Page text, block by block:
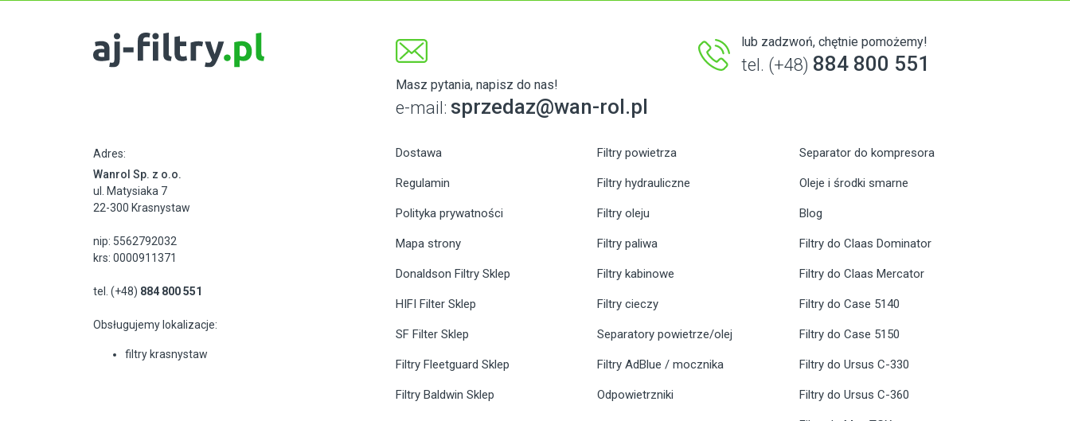
Masz pytania, napisz do nas!
e-mail: sprzedaz@wan-rol.pl
lub zadzwoń, chętnie pomożemy!
tel. (+48) 884 800 551
Adres:
Wanrol Sp. z o.o.
ul. Matysiaka 7
22-300 Krasnystaw
nip: 5562792032
krs: 0000911371
tel. (+48) 884 800 551
Obsługujemy lokalizacje:
filtry krasnystaw
Dostawa
Regulamin
Polityka prywatności
Mapa strony
Donaldson Filtry Sklep
HIFI Filter Sklep
SF Filter Sklep
Filtry Fleetguard Sklep
Filtry Baldwin Sklep
Filtry powietrza
Filtry hydrauliczne
Filtry oleju
Filtry paliwa
Filtry kabinowe
Filtry cieczy
Separatory powietrze/olej
Filtry AdBlue / mocznika
Odpowietrzniki
Separator do kompresora
Oleje i środki smarne
Blog
Filtry do Claas Dominator
Filtry do Claas Mercator
Filtry do Case 5140
Filtry do Case 5150
Filtry do Ursus C-330
Filtry do Ursus C-360